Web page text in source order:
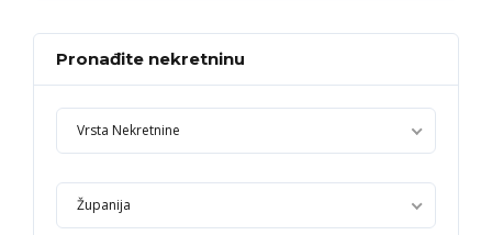
Pronađite nekretninu
Vrsta Nekretnine
Županija